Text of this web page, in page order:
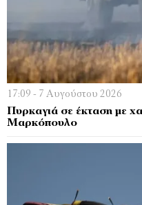
17:09 - 7 Αυγούστου 2026
Πυρκαγιά σε έκταση με
Μαρκόπουλο